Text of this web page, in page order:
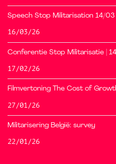
Speech Stop Militarisation 14/03
16/03/26
Conferentie Stop Militarisatie |
17/02/26
Filmvertoning The Cost of
27/01/26
Militarisering België: survey
22/01/26